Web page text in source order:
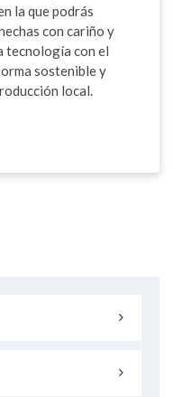
la que podrás
con cariño y
tecnología con el
sostenible y
local.